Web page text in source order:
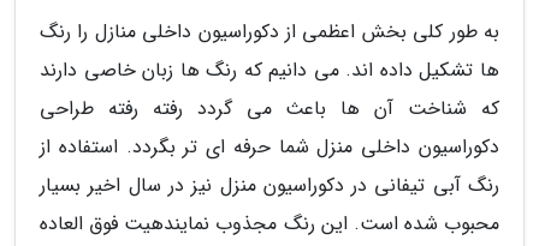
به طور کلی بخش اعظمی از دکوراسیون داخلی منازل را رنگ
ها تشکیل داده اند. می دانیم که رنگ ها زبان خاصی دارند
که شناخت آن ها باعث می گردد رفته رفته طراحی
دکوراسیون داخلی منزل شما حرفه ای تر بگردد. استفاده از
رنگ آبی تیفانی در دکوراسیون منزل نیز در سال اخیر بسیار
محبوب شده است. این رنگ مجذوب نمایندهیت فوق العاده